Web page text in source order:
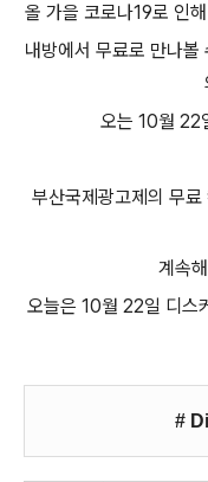
올 가을 코로나19로 인
내방에서 무료로 만나볼
오는 10월 22
부산국제광고제의 무
계속
오늘은 10월 22일 디스
#